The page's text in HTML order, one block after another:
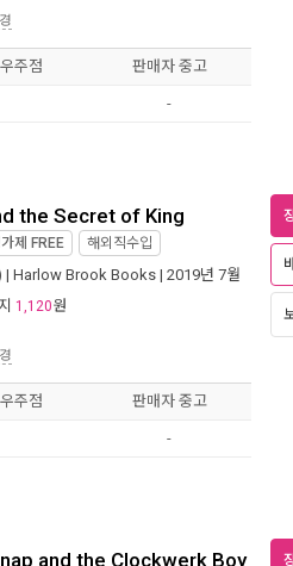
주점 판매자 중고
-
the Secret of King
제 FREE 해외직수입
| Harlow Brook Books | 2019년 7월
1,120원
주점 판매자 중고
-
and the Clockwerk Boy